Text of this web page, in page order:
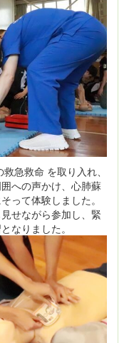
急救命 を取り入れ、
への声かけ、心肺蘇
って体験しました。
せながら参加し、緊
なりました。